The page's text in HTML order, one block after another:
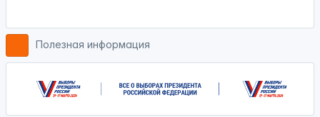
Полезная информация